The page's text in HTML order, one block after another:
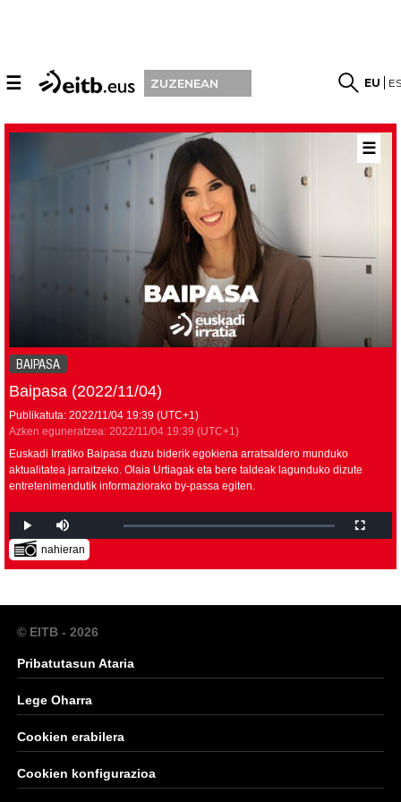
☰ ZUZENEAN EU
☰
BAIPASA
Baipasa (2022/11/04)
Publikatuta: 2022/11/04 19:39 (UTC+1)
Azken eguneratzea: 2022/11/04 19:39 (UTC+1)
Euskadi Irratiko Baipasa duzu biderik egokiena arratsaldero munduko
aktualitatea jarraitzeko. Olaia Urtiagak eta bere taldeak lagunduko dizute
entretenimendutik informaziorako by-passa egiten.
nahieran
© EITB - 2026
Pribatutasun Ataria
Lege Oharra
Cookien erabilera
Cookien konfigurazioa